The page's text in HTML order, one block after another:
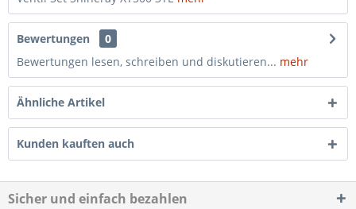
Bewertungen
0
Bewertungen lesen, schreiben und diskutieren... mehr
Ähnliche Artikel
Kunden kauften auch
Sicher und einfach bezahlen